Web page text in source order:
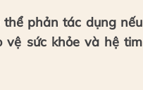
phản tác dụng nếu
vệ sức khỏe và hệ tim